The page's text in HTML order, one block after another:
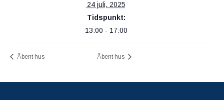
24 juli, 2025
Tidspunkt:
13:00 - 17:00
Åbent hus Åbent hus